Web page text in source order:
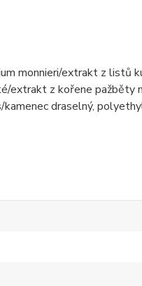
monnieri/extrakt z listů
extrakt z kořene
draselný,